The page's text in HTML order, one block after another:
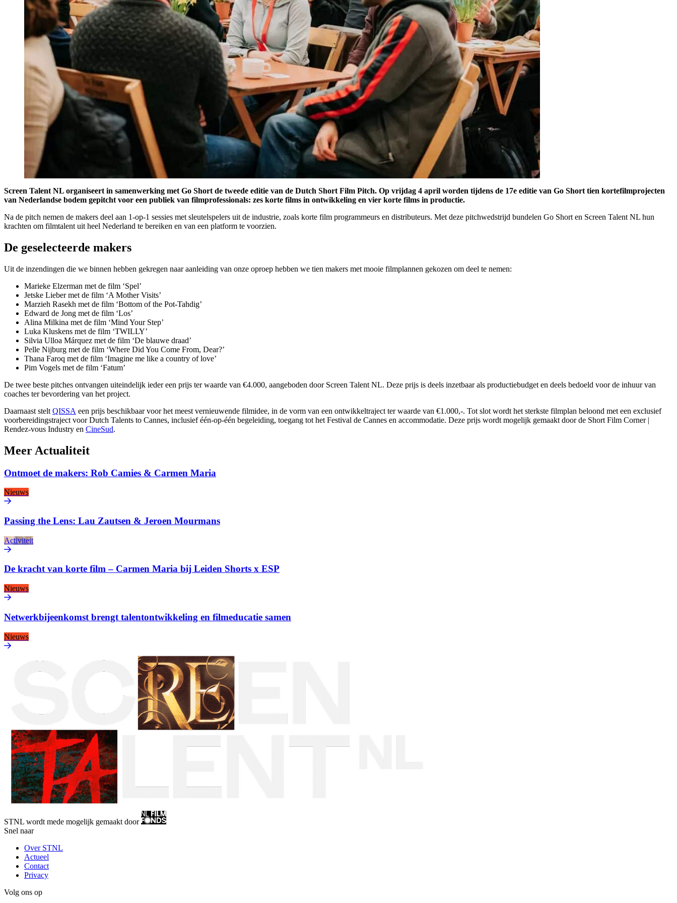
Screen Talent NL organiseert in samenwerking met Go Short de tweede editie van de Dutch Short Film Pitch. Op vrijdag 4 april worden tijdens de 17e editie van Go Short tien kortefilmprojecten
van Nederlandse bodem gepitcht voor een publiek van filmprofessionals: zes korte films in ontwikkeling en vier korte films in productie.
Na de pitch nemen de makers deel aan 1-op-1 sessies met sleutelspelers uit de industrie, zoals korte film programmeurs en distributeurs. Met deze pitchwedstrijd bundelen Go Short en Screen Talent NL hun
krachten om filmtalent uit heel Nederland te bereiken en van een platform te voorzien.
De geselecteerde makers
Uit de inzendingen die we binnen hebben gekregen naar aanleiding van onze oproep hebben we tien makers met mooie filmplannen gekozen om deel te nemen:
Marieke Elzerman met de film ‘Spel’
Jetske Lieber met de film ‘A Mother Visits’
Marzieh Rasekh met de film ‘Bottom of the Pot-Tahdig’
Edward de Jong met de film ‘Los’
Alina Milkina met de film ‘Mind Your Step’
Luka Kluskens met de film ‘TWILLY’
Silvia Ulloa Márquez met de film ‘De blauwe draad’
Pelle Nijburg met de film ‘Where Did You Come From, Dear?’
Thana Faroq met de film ‘Imagine me like a country of love’
Pim Vogels met de film ‘Fatum’
De twee beste pitches ontvangen uiteindelijk ieder een prijs ter waarde van €4.000, aangeboden door Screen Talent NL. Deze prijs is deels inzetbaar als productiebudget en deels bedoeld voor de inhuur van
coaches ter bevordering van het project.
Daarnaast stelt QISSA een prijs beschikbaar voor het meest vernieuwende filmidee, in de vorm van een ontwikkeltraject ter waarde van €1.000,-. Tot slot wordt het sterkste filmplan beloond met een exclusief
voorbereidingstraject voor Dutch Talents to Cannes, inclusief één-op-één begeleiding, toegang tot het Festival de Cannes en accommodatie. Deze prijs wordt mogelijk gemaakt door de Short Film Corner |
Rendez-vous Industry en CineSud.
Meer Actualiteit
Ontmoet de makers: Rob Camies & Carmen Maria
Nieuws
Passing the Lens: Lau Zautsen & Jeroen Mourmans
Activiteit
De kracht van korte film – Carmen Maria bij Leiden Shorts x ESP
Nieuws
Netwerkbijeenkomst brengt talentontwikkeling en filmeducatie samen
Nieuws
STNL wordt mede mogelijk gemaakt door
Snel naar
Over STNL
Actueel
Contact
Privacy
Volg ons op